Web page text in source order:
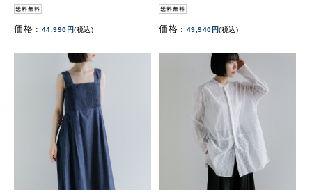
価格 : 44,990円(税込) 価格 : 49,940円(税込)